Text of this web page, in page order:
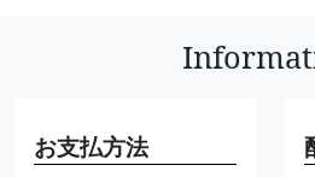
お支払方法